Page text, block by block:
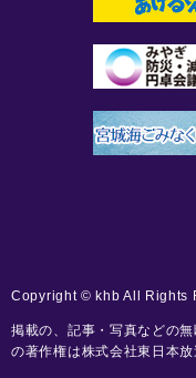
Copyright © khb All Rights
掲載の、記事・写真などの
の著作権は株式会社東日本放